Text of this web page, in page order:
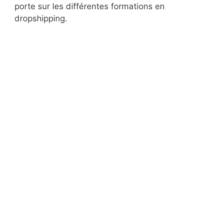
porte sur les différentes formations en
dropshipping.